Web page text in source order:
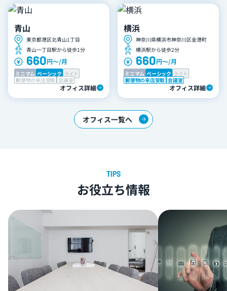
青山
東京都港区北青山1丁目
青山一丁目駅から徒歩1分
660円〜/月
ミニマム ベーシック ライト
郵便物の来店受取 会議室
オフィス詳細
横浜
神奈川県横浜市神奈川区金港町
横浜駅から徒歩2分
660円〜/月
ミニマム ベーシック ライト
郵便物の来店受取 会議室
オフィス詳細
オフィス一覧へ
お役立ち情報